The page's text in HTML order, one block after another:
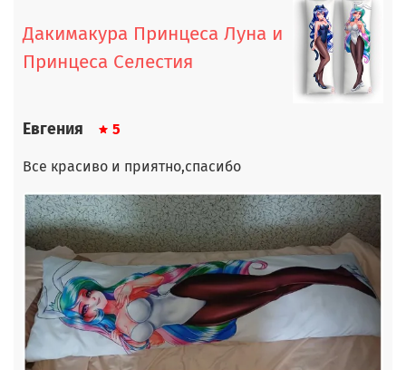
Дакимакура Принцеса Луна и
Принцеса Селестия
Евгения 5
Все красиво и приятно,спасибо